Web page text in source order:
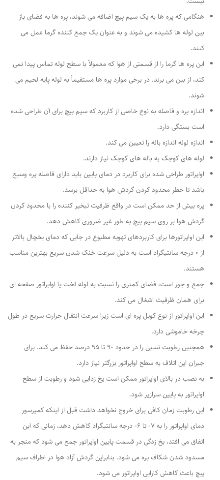
هنگامی که پره ها به یک سیم پیچ اضافه می شوند، پره ها به فضای باز
بین لوله ها کشیده می شوند و به عنوان یک جمع کننده گرما عمل می
کنند.
این پره ها گرما را از قسمتی از هوا که معمولاً با سطح لوله تماس پیدا نمی
کند، از بین می برند. در برخی موارد پره ها مستقیماً به لوله پایه لحیم می
شوند.
اندازه پره و فاصله به نوع خاصی از کاربرد که سیم پیچ برای آن طراحی شده
است بستگی دارد.
اندازه لوله اندازه باله را تعیین می کند.
لوله های کوچک به باله های کوچک نیاز دارند.
اواپراتور طراحی شده برای کاربرد در دمای پایین باید دارای فاصله پره وسیع
باشد تا خطر محدود کردن گردش هوا به حداقل برسد.
پره بیش از حد ممکن است در واقع ظرفیت تبخیر کننده را با محدود کردن
گردش هوا بر روی سیم پیچ به طور غیر ضروری کاهش دهد.
این اواپراتورها برای کاربردهای تهویه مطبوع در جایی که دمای یخچال بالاتر
از 0 درجه سانتیگراد است به دلیل سرعت خنک شدن سریع بهترین مناسب
هستند.
جمع و جور است، فضای کمتری را نسبت به لوله لخت یا اواپراتور صفحه ای
برای همان ظرفیت اشغال می کند.
این اواپراتور از نوع کویل پره ای است زیرا سرعت انتقال حرارت سریع در طول
چرخه خاموشی دارد.
همچنین رطوبت نسبی را در حدود 90 تا 95 درصد حفظ می کند. برای
جبران این اتلاف به سطح اواپراتور بزرگتر نیاز دارد.
به نصب در بالای اواپراتور ممکن است یخ زدایی شود و رطوبت از سطح
اواپراتور به پایین سرازیر شود.
این رطوبت زمان کافی برای خروج نخواهد داشت قبل از اینکه کمپرسور
دمای اواپراتور را به 7- تا 6- درجه سانتیگراد کاهش دهد، زمانی که این
اتفاق می افتد، یخ زدگی در قسمت پایین اواپراتور جمع می شود که منجر به
مسدود شدن شکاف پره می شود. بنابراین گردش آزاد هوا در اطراف سیم
پیچ باعث کاهش کارایی اواپراتور می شود.